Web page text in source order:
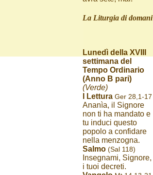
La Liturgia di domani
Lunedì della XVIII
settimana del
Tempo Ordinario
(Anno B pari)
(Verde)
I Lettura Ger 28,1-17
Ananìa, il Signore
non ti ha mandato e
tu induci questo
popolo a confidare
nella menzogna.
Salmo (Sal 118)
Insegnami, Signore,
i tuoi decreti.